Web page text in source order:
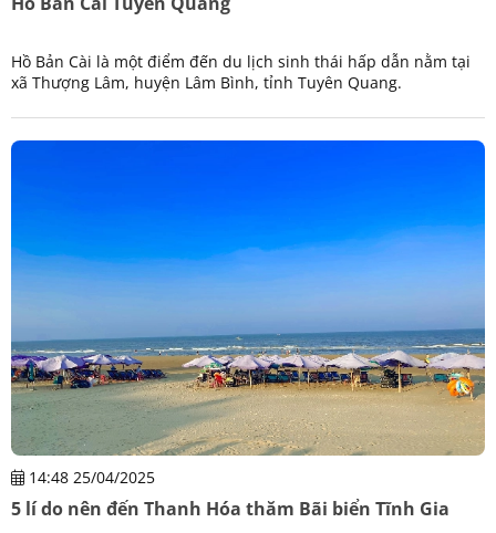
Hồ Bản Cài là một điểm đến du lịch sinh thái hấp dẫn nằm tại
xã Thượng Lâm, huyện Lâm Bình, tỉnh Tuyên Quang.
14:48 25/04/2025
5 lí do nên đến Thanh Hóa thăm Bãi biển Tĩnh Gia